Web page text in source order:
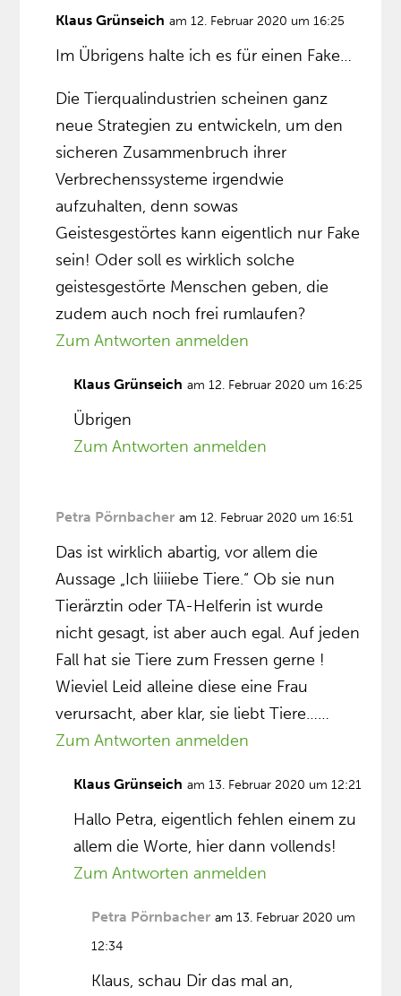
Klaus Grünseich am 12. Februar 2020 um 16:25
Im Übrigens halte ich es für einen Fake…
Die Tierqualindustrien scheinen ganz
neue Strategien zu entwickeln, um den
sicheren Zusammenbruch ihrer
Verbrechenssysteme irgendwie
aufzuhalten, denn sowas
Geistesgestörtes kann eigentlich nur Fake
sein! Oder soll es wirklich solche
geistesgestörte Menschen geben, die
zudem auch noch frei rumlaufen?
Zum Antworten anmelden
Klaus Grünseich am 12. Februar 2020 um 16:25
Übrigen
Zum Antworten anmelden
Petra Pörnbacher am 12. Februar 2020 um 16:51
Das ist wirklich abartig, vor allem die
Aussage „Ich liiiiebe Tiere.“ Ob sie nun
Tierärztin oder TA-Helferin ist wurde
nicht gesagt, ist aber auch egal. Auf jeden
Fall hat sie Tiere zum Fressen gerne !
Wieviel Leid alleine diese eine Frau
verursacht, aber klar, sie liebt Tiere……
Zum Antworten anmelden
Klaus Grünseich am 13. Februar 2020 um 12:21
Hallo Petra, eigentlich fehlen einem zu
allem die Worte, hier dann vollends!
Zum Antworten anmelden
Petra Pörnbacher am 13. Februar 2020 um
12:34
Klaus, schau Dir das mal an,